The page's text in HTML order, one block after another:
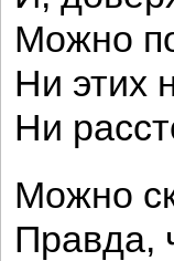
Можно
Ни этих
Ни
Можно
Правда,